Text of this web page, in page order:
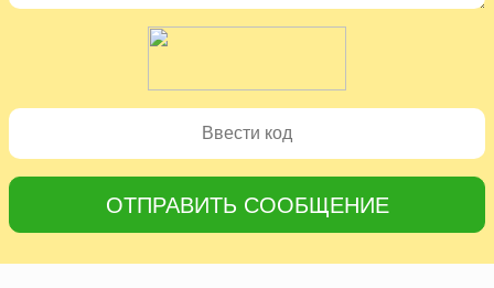
ОТПРАВИТЬ СООБЩЕНИЕ